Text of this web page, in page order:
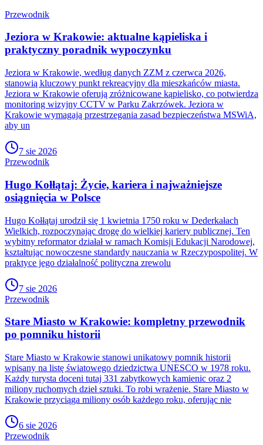
Przewodnik
Jeziora w Krakowie: aktualne kąpieliska i
praktyczny poradnik wypoczynku
Jeziora w Krakowie, według danych ZZM z czerwca 2026,
stanowią kluczowy punkt rekreacyjny dla mieszkańców miasta.
Jeziora w Krakowie oferują zróżnicowane kąpielisko, co potwierdza
monitoring wizyjny CCTV w Parku Zakrzówek. Jeziora w
Krakowie wymagają przestrzegania zasad bezpieczeństwa MSWiA,
aby un
7 sie 2026
Przewodnik
Hugo Kołłątaj: Życie, kariera i najważniejsze
osiągnięcia w Polsce
Hugo Kołłątaj urodził się 1 kwietnia 1750 roku w Dederkałach
Wielkich, rozpoczynając drogę do wielkiej kariery publicznej. Ten
wybitny reformator działał w ramach Komisji Edukacji Narodowej,
kształtując nowoczesne standardy nauczania w Rzeczypospolitej. W
praktyce jego działalność polityczna zrewolu
7 sie 2026
Przewodnik
Stare Miasto w Krakowie: kompletny przewodnik
po pomniku historii
Stare Miasto w Krakowie stanowi unikatowy pomnik historii
wpisany na listę światowego dziedzictwa UNESCO w 1978 roku.
Każdy turysta doceni tutaj 331 zabytkowych kamienic oraz 2
miliony ruchomych dzieł sztuki. To robi wrażenie. Stare Miasto w
Krakowie przyciąga miliony osób każdego roku, oferując nie
6 sie 2026
Przewodnik